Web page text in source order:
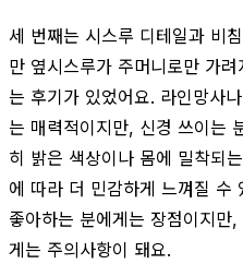
세 번째는 시스루 디테일과 비
만 옆시스루가 주머니로만 가
는 후기가 있었어요. 라인망사
는 매력적이지만, 신경 쓰이는
히 밝은 색상이나 몸에 밀착되
에 따라 더 민감하게 느껴질 수
좋아하는 분에게는 장점이지만
게는 주의사항이 돼요.